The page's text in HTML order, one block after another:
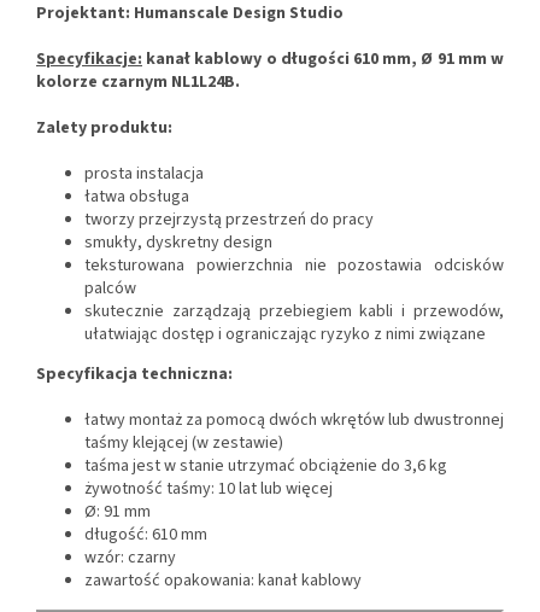
Projektant: Humanscale Design Studio
Specyfikacje: kanał kablowy o długości 610 mm, Ø 91 mm w
kolorze czarnym NL1L24B.
Zalety produktu:
prosta instalacja
łatwa obsługa
tworzy przejrzystą przestrzeń do pracy
smukły, dyskretny design
teksturowana powierzchnia nie pozostawia odcisków
palców
skutecznie zarządzają przebiegiem kabli i przewodów,
ułatwiając dostęp i ograniczając ryzyko z nimi związane
Specyfikacja techniczna:
łatwy montaż za pomocą dwóch wkrętów lub dwustronnej
taśmy klejącej (w zestawie)
taśma jest w stanie utrzymać obciążenie do 3,6 kg
żywotność taśmy: 10 lat lub więcej
Ø: 91 mm
długość: 610 mm
wzór: czarny
zawartość opakowania: kanał kablowy